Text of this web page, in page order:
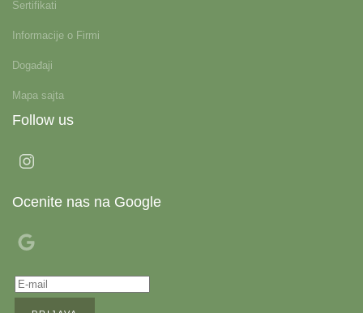
Sertifikati
Informacije o Firmi
Događaji
Mapa sajta
Follow us
Ocenite nas na Google